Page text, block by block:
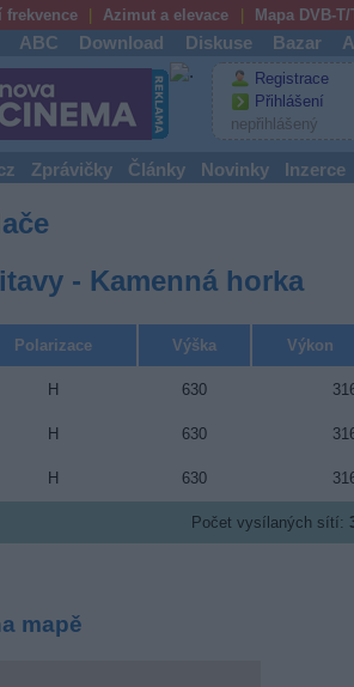
frekvence Azimut a elevace Mapa DVB-T/
ABC Download Diskuse Bazar
Registrace
Přihlášení
nepřihlášený
Zprávičky Články Novinky Inzerce
- Kamenná horka
Polarizace Výška Výkon
H 630
H 630
H 630
Počet vysílaných sítí:
mapě